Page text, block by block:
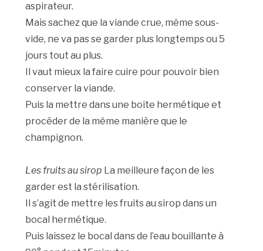
aspirateur.
Mais sachez que la viande crue, même sous-
vide, ne va pas se garder plus longtemps ou 5
jours tout au plus.
Il vaut mieux la faire cuire pour pouvoir bien
conserver la viande.
Puis la mettre dans une boîte hermétique et
procéder de la même manière que le
champignon.
Les fruits au sirop La meilleure façon de les
garder est la stérilisation.
Il s’agit de mettre les fruits au sirop dans un
bocal hermétique.
Puis laissez le bocal dans de l’eau bouillante à